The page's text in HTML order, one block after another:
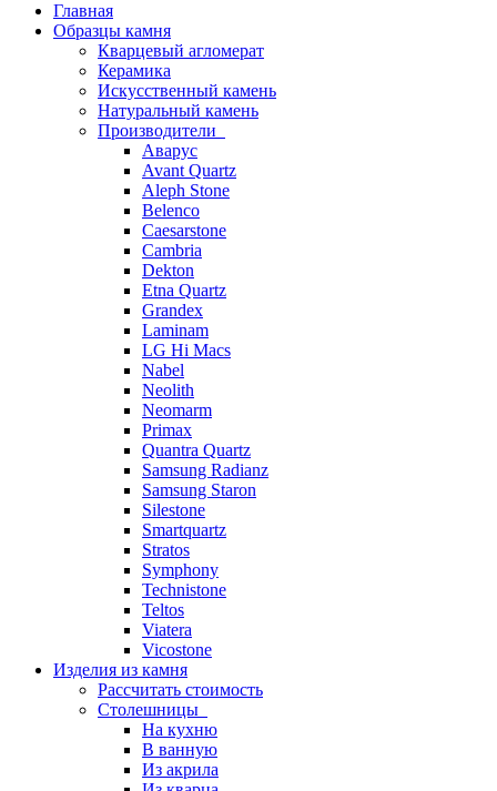
Главная
Образцы камня
Кварцевый агломерат
Керамика
Искусственный камень
Натуральный камень
Производители
Аварус
Avant Quartz
Aleph Stone
Belenco
Caesarstone
Cambria
Dekton
Etna Quartz
Grandex
Laminam
LG Hi Macs
Nabel
Neolith
Neomarm
Primax
Quantra Quartz
Samsung Radianz
Samsung Staron
Silestone
Smartquartz
Stratos
Symphony
Technistone
Teltos
Viatera
Vicostone
Изделия из камня
Рассчитать стоимость
Столешницы
На кухню
В ванную
Из акрила